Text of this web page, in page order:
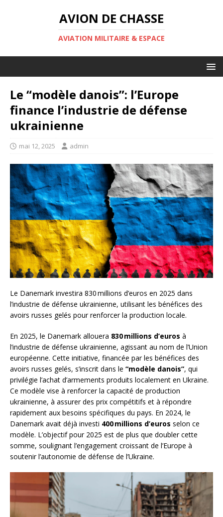
AVION DE CHASSE
AVIATION MILITAIRE & ESPACE
Le “modèle danois”: l’Europe
finance l’industrie de défense
ukrainienne
mai 12, 2025 admin
Le Danemark investira 830 millions d’euros en 2025 dans
l’industrie de défense ukrainienne, utilisant les bénéfices des
avoirs russes gelés pour renforcer la production locale.
En 2025, le Danemark allouera 830 millions d’euros à
l’industrie de défense ukrainienne, agissant au nom de l’Union
européenne. Cette initiative, financée par les bénéfices des
avoirs russes gelés, s’inscrit dans le “modèle danois”, qui
privilégie l’achat d’armements produits localement en Ukraine.
Ce modèle vise à renforcer la capacité de production
ukrainienne, à assurer des prix compétitifs et à répondre
rapidement aux besoins spécifiques du pays. En 2024, le
Danemark avait déjà investi 400 millions d’euros selon ce
modèle. L’objectif pour 2025 est de plus que doubler cette
somme, soulignant l’engagement croissant de l’Europe à
soutenir l’autonomie de défense de l’Ukraine.